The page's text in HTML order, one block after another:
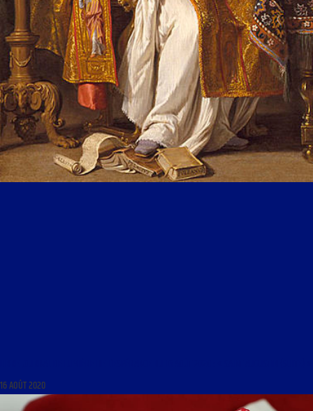
16 AOÛT 2020